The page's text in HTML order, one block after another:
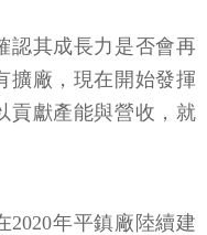
認其成長力是否會再
擴廠，現在開始發揮
貢獻產能與營收，就
2020年平鎮廠陸續建